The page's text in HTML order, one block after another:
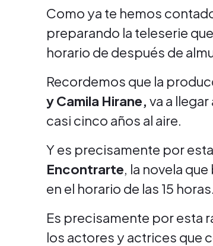
Como ya te hemos
preparando la teleserie
horario de después de
Recordemos que la
y Camila Hirane, va a
casi cinco años al aire.
Y es precisamente por
Encontrarte, la novela
en el horario de las 15 horas.
Es precisamente por esta
los actores y actrices que